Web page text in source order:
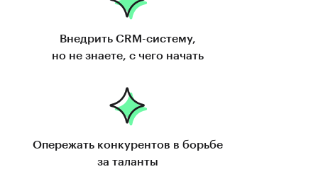
Внедрить CRM-систему,
но не знаете, с чего начать
Опережать конкурентов в борьбе
за таланты